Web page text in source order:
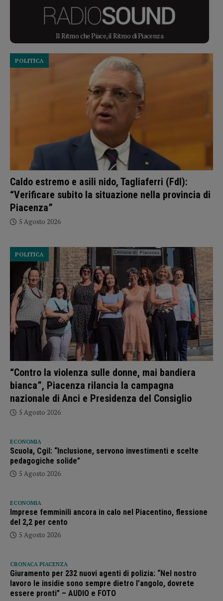
Il Ritmo che Piace, il Ritmo di Piacenza
Caldo estremo e asili nido, Tagliaferri (FdI):
“Verificare subito la situazione nella provincia di
Piacenza”
POLITICA
5 Agosto 2026
“Contro la violenza sulle donne, mai bandiera
bianca”, Piacenza rilancia la campagna
nazionale di Anci e Presidenza del Consiglio
POLITICA
5 Agosto 2026
ECONOMIA
Scuola, Cgil: “Inclusione, servono investimenti e scelte
pedagogiche solide”
5 Agosto 2026
ECONOMIA
Imprese femminili ancora in calo nel Piacentino, flessione
del 2,2 per cento
5 Agosto 2026
CRONACA PIACENZA
Giuramento per 232 nuovi agenti di polizia: “Nel nostro
lavoro le insidie sono sempre dietro l’angolo, dovrete
essere pronti” – AUDIO e FOTO